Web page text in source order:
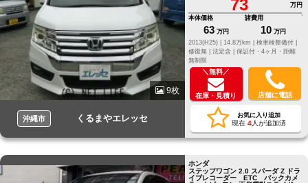
9枚
沖縄市 くるまやエレッセ
73
万円
本体価格
63 万円
諸費用
10 万円
2013(H25) |
14.8万km |
検車検整備付 |
修復無 | 法定含 | 保証付・4ヶ月・距離
無制限
＼無料／
在庫・見積り 店舗に電話
お気に入り追加
現在 4人が追加済
ホンダ
ステップワゴン 2.0 スパーダ Z ドラ
イブレコーダー ETC バックカメ